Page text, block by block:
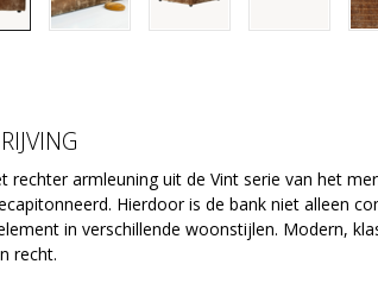
rechter armleuning uit de Vint serie van het
Hierdoor is de bank niet alleen
in verschillende woonstijlen. Modern,
recht.